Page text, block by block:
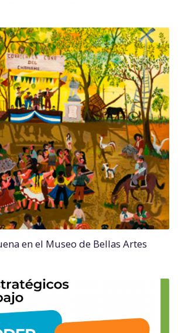
en el Museo de Bellas Artes